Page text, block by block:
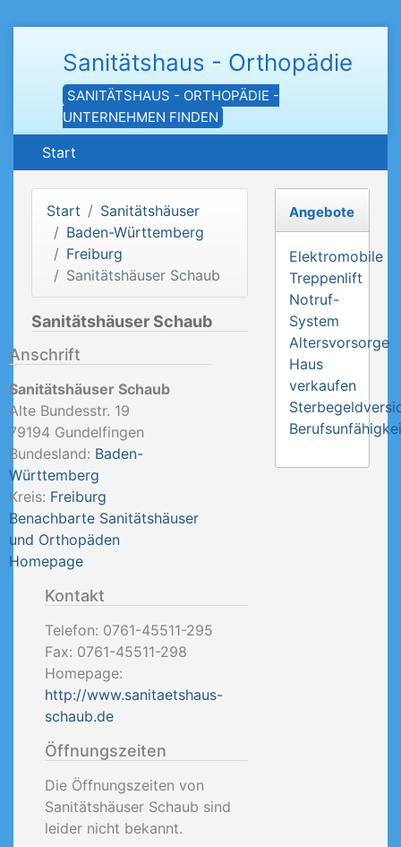
Sanitätshaus - Orthopädie
SANITÄTSHAUS - ORTHOPÄDIE -
UNTERNEHMEN FINDEN
Start
Start
Sanitätshäuser
Baden-Württemberg
Freiburg
Sanitätshäuser Schaub
Sanitätshäuser Schaub
Anschrift
Sanitätshäuser Schaub
Alte Bundesstr. 19
79194 Gundelfingen
Bundesland: Baden-
Württemberg
Kreis: Freiburg
Benachbarte Sanitätshäuser
und Orthopäden
Homepage
Kontakt
Telefon: 0761-45511-295
Fax: 0761-45511-298
Homepage:
http://www.sanitaetshaus-
schaub.de
Öffnungszeiten
Die Öffnungszeiten von
Sanitätshäuser Schaub sind
leider nicht bekannt.
Angebote
Elektromobile
Treppenlift
Notruf-
System
Altersvorsorge
Haus
verkaufen